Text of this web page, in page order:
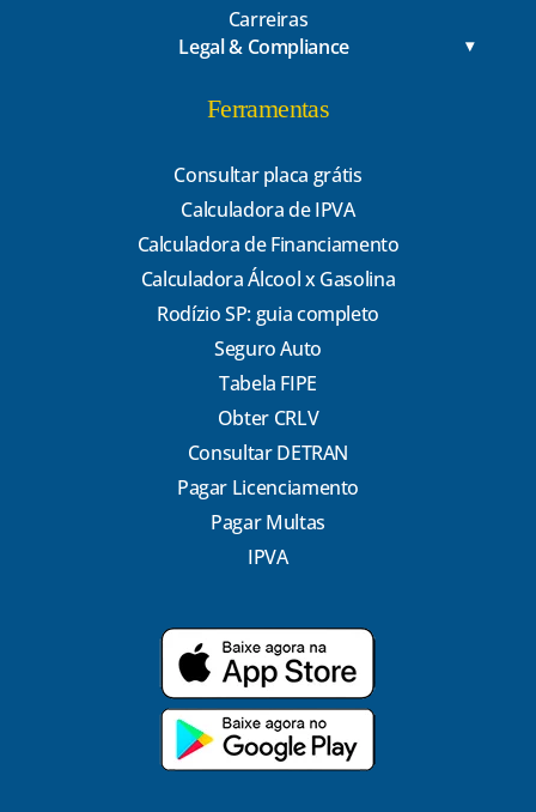
Carreiras
Legal & Compliance
Ferramentas
Consultar placa grátis
Calculadora de IPVA
Calculadora de Financiamento
Calculadora Álcool x Gasolina
Rodízio SP: guia completo
Seguro Auto
Tabela FIPE
Obter CRLV
Consultar DETRAN
Pagar Licenciamento
Pagar Multas
IPVA